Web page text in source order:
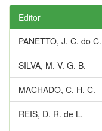
Editor
PANETTO, J. C. do C.
SILVA, M. V. G. B.
MACHADO, C. H. C.
REIS, D. R. de L.